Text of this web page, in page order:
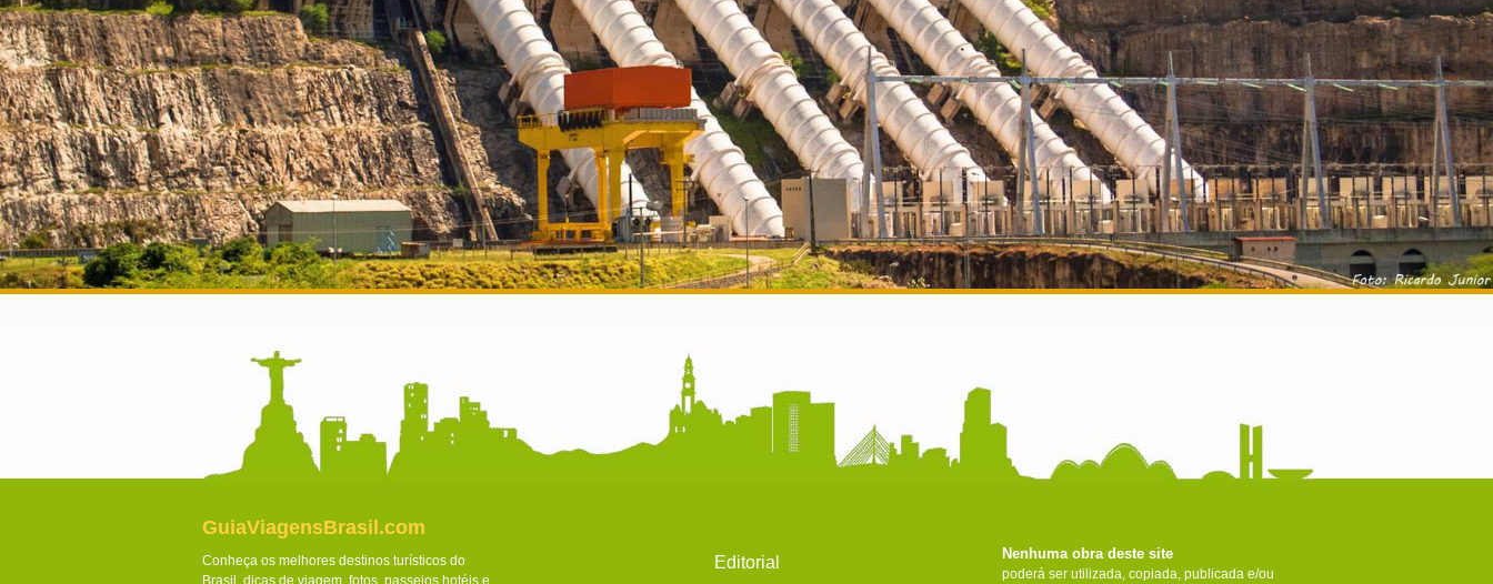
GuiaViagensBrasil.com
Conheça os melhores destinos turísticos do
Brasil, dicas de viagem, fotos, passeios hotéis e
Editorial Nenhuma obra deste site
poderá ser utilizada, copiada, publicada e/ou